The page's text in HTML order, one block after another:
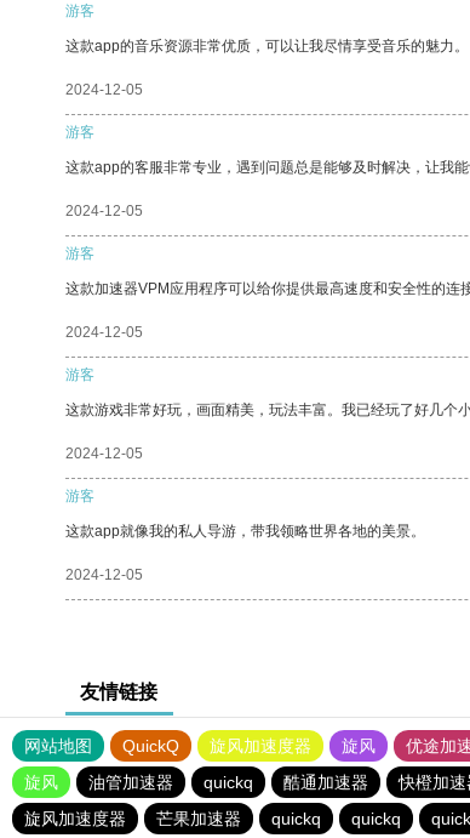
游客
这款app的音乐资源非常优质，可以让我尽情享受音乐的魅力。
2024-12-05
游客
这款app的客服非常专业，遇到问题总是能够及时解决，让我能
2024-12-05
游客
这款加速器VPM应用程序可以给你提供最高速度和安全性的连接
2024-12-05
游客
这款游戏非常好玩，画面精美，玩法丰富。我已经玩了好几个
2024-12-05
游客
这款app就像我的私人导游，带我领略世界各地的美景。
2024-12-05
友情链接
网站地图 QuickQ 旋风加速度器 旋风 优途加
旋风
油管加速器 quickq 酷通加速器 快橙加速
旋风加速度器
芒果加速器 quickq quickq